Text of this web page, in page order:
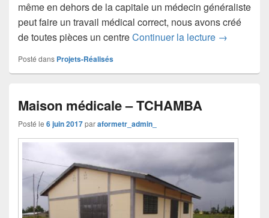
même en dehors de la capitale un médecin généraliste
peut faire un travail médical correct, nous avons créé
de toutes pièces un centreContinuer la lecture Maison
→
Posté dans Projets-Réalisés
Maison médicale – TCHAMBA
Posté le 6 juin 2017paraformetr_admin_